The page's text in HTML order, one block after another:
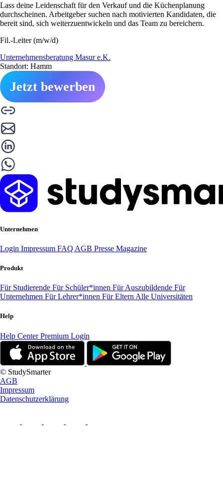
Lass deine Leidenschaft für den Verkauf und die Küchenplanung
durchscheinen. Arbeitgeber suchen nach motivierten Kandidaten, die
bereit sind, sich weiterzuentwickeln und das Team zu bereichern.
Fil.-Leiter (m/w/d)
Unternehmensberatung Masur e.K.
Standort: Hamm
Jetzt bewerben
Unternehmen
Login Impressum FAQ AGB Presse Magazine
Produkt
Für Studierende Für Schüler*innen Für Auszubildende Für
Unternehmen Für Lehrer*innen Für Eltern Alle Universitäten
Help
Help CenterPremium Login
© StudySmarter
AGB
Impressum
Datenschutzerklärung